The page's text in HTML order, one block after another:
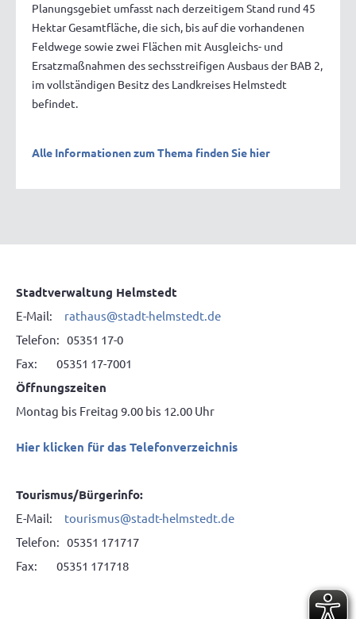
Planungsgebiet umfasst nach derzeitigem Stand rund 45
Hektar Gesamtfläche, die sich, bis auf die vorhandenen
Feldwege sowie zwei Flächen mit Ausgleichs- und
Ersatzmaßnahmen des sechsstreifigen Ausbaus der BAB 2,
im vollständigen Besitz des Landkreises Helmstedt
befindet.
Alle Informationen zum Thema finden Sie hier
Stadtverwaltung Helmstedt
E-Mail: rathaus@stadt-helmstedt.de
Telefon: 05351 17-0
Fax: 05351 17-7001
Öffnungszeiten
Montag bis Freitag 9.00 bis 12.00 Uhr
Hier klicken für das Telefonverzeichnis
Tourismus/Bürgerinfo:
E-Mail: tourismus@stadt-helmstedt.de
Telefon: 05351 171717
Fax: 05351 171718